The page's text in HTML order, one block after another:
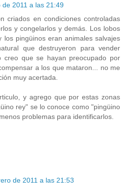
2011 a las 21:49
criados en condiciones controladas
y congelarlos y demás. Los lobos
los pingüinos eran animales salvajes
que destruyeron para vender
creo que se hayan preocupado por
a los que mataron... no me
muy acertada.
y agrego que por estas zonas
rey" se lo conoce como "pingüino
problemas para identificarlos.
de 2011 a las 21:53